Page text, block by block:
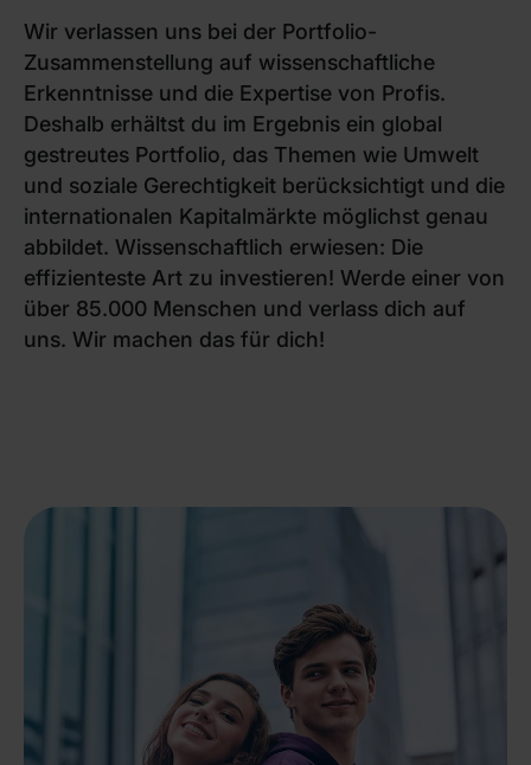
Wir verlassen uns bei der Portfolio-
Zusammenstellung auf wissenschaftliche
Erkenntnisse und die Expertise von Profis.
Deshalb erhältst du im Ergebnis ein global
gestreutes Portfolio, das Themen wie Umwelt
und soziale Gerechtigkeit berücksichtigt und die
internationalen Kapitalmärkte möglichst genau
abbildet. Wissenschaftlich erwiesen: Die
effizienteste Art zu investieren! Werde einer von
über 85.000 Menschen und verlass dich auf
uns. Wir machen das für dich!